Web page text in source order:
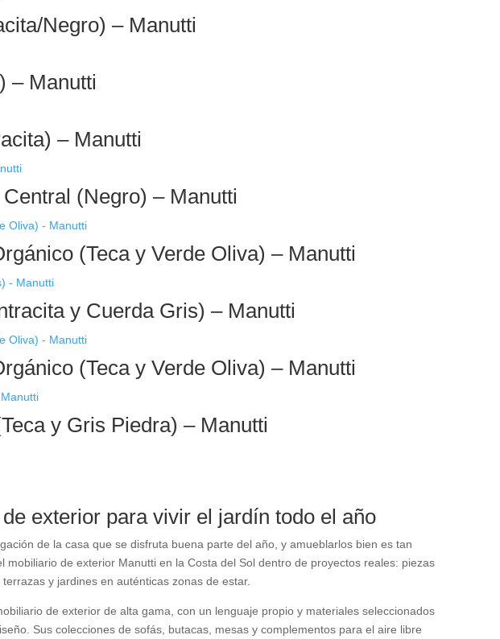
Negro) – Manutti
– Manutti
– Manutti
(Negro) – Manutti
(Teca y Verde Oliva) – Manutti
y Cuerda Gris) – Manutti
(Teca y Verde Oliva) – Manutti
y Gris Piedra) – Manutti
exterior para vivir el jardín todo el año
de la casa que se disfruta buena parte del año, y amueblarlos bien es tan
de exterior Manutti en la Costa del Sol dentro de proyectos reales: piezas
y jardines en auténticas zonas de estar.
de exterior de alta gama, con un lenguaje propio y materiales seleccionados
Sus colecciones de sofás, butacas, mesas y complementos para el aire libre